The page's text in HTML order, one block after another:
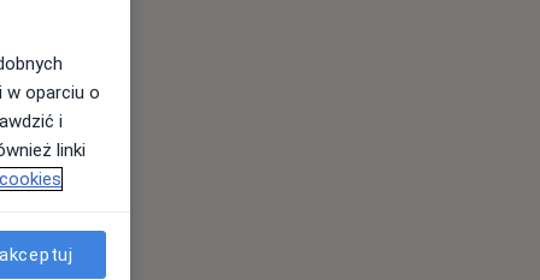
Wt,
w oparciu o
i
linki